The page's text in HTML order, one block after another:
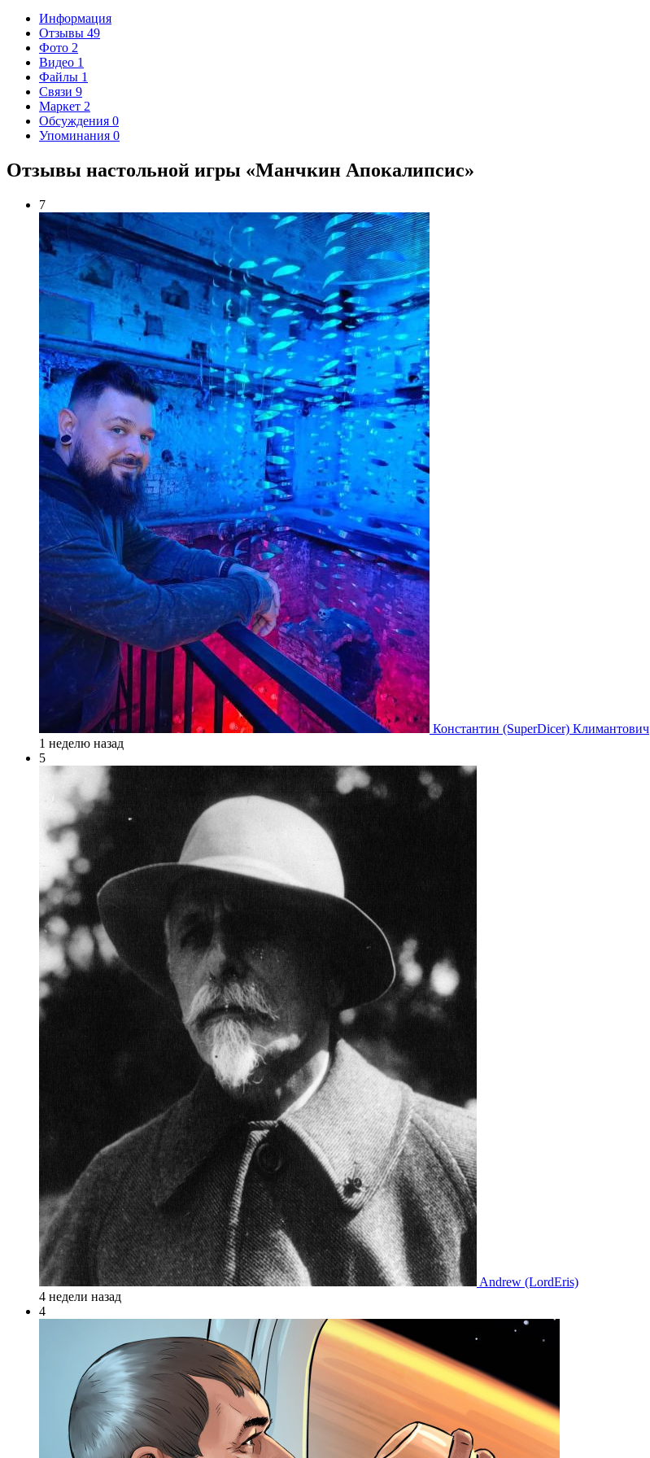
Информация
Отзывы 49
Фото 2
Видео 1
Файлы 1
Связи 9
Маркет 2
Обсуждения 0
Упоминания 0
Отзывы настольной игры «Манчкин Апокалипсис»
7
Константин (SuperDicer) Климантович
1 неделю назад
5
Andrew (LordEris)
4 недели назад
4